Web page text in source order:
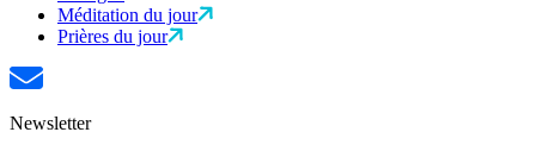
Méditation du jour
Prières du jour
Newsletter